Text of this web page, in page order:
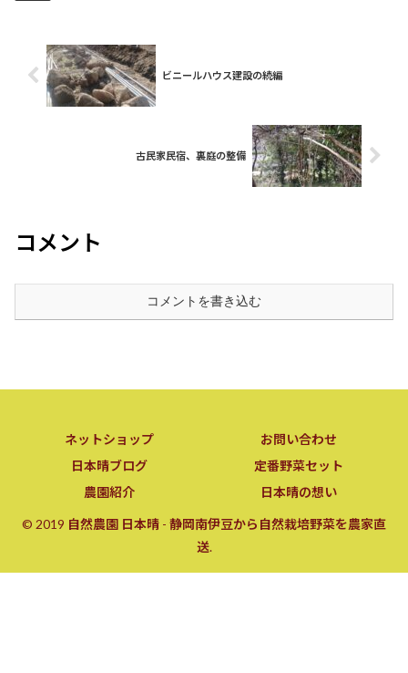
ビニールハウス建設の続編
古民家民宿、裏庭の整備
コメント
コメントを書き込む
ネットショップ
お問い合わせ
日本晴ブログ
定番野菜セット
農園紹介
日本晴の想い
© 2019 自然農園 日本晴 - 静岡南伊豆から自然栽培野菜を農家直
送.